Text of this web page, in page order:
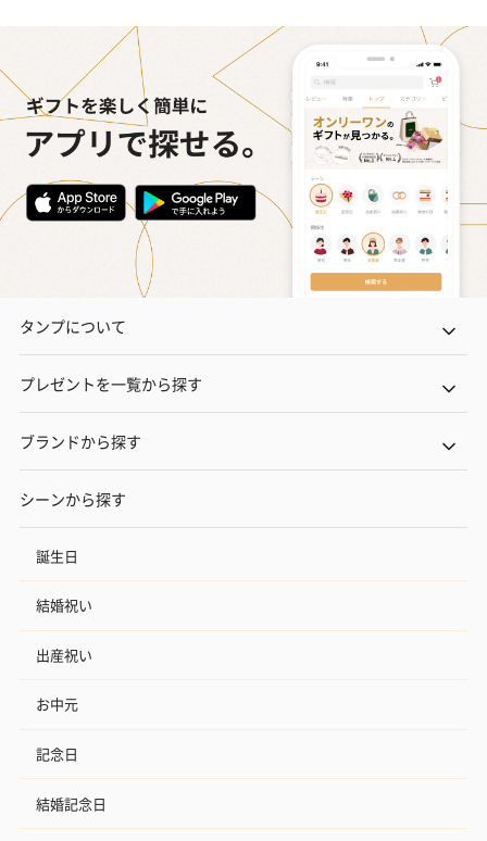
タンプについて
プレゼントを一覧から探す
ブランドから探す
シーンから探す
誕生日
結婚祝い
出産祝い
お中元
記念日
結婚記念日